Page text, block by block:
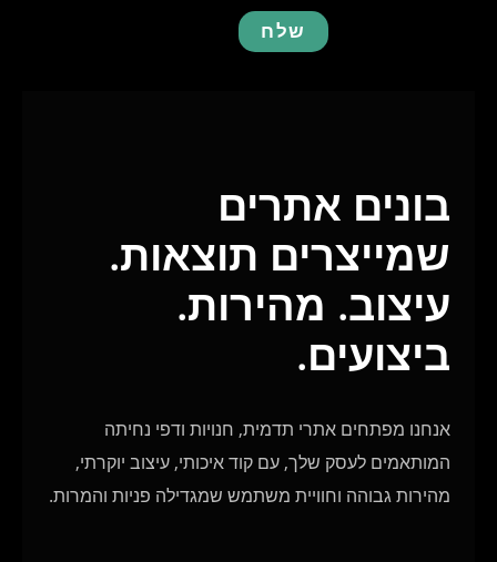
שלח
בונים אתרים
שמייצרים תוצאות.
עיצוב. מהירות.
ביצועים.
אנחנו מפתחים אתרי תדמית, חנויות ודפי נחיתה
המותאמים לעסק שלך, עם קוד איכותי, עיצוב יוקרתי,
מהירות גבוהה וחוויית משתמש שמגדילה פניות והמרות.